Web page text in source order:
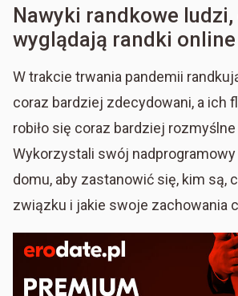
Nawyki randkowe
wyglądają randki online
W trakcie trwania pandemii
coraz bardziej zdecydowani, a ich f
robiło się coraz bardziej
Wykorzystali swój
domu, aby zastanowić się, kim są,
związku i jakie swoje zachowania